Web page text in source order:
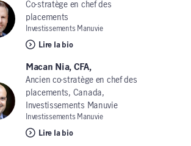
Co-stratège en chef des
placements
Investissements Manuvie
Lire la bio
Macan Nia, CFA,
Ancien co-stratège en chef des
placements, Canada,
Investissements Manuvie
Investissements Manuvie
Lire la bio